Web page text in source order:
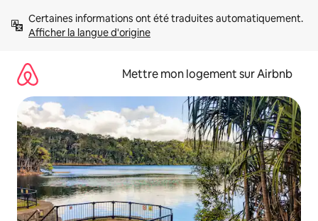
directement
Afficher la langue d'origine
Mettre mon logement sur Airbnb